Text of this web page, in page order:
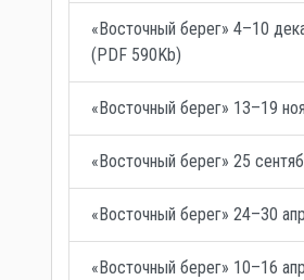
«Восточный берег» 4–10
(PDF 590Kb)
«Восточный берег» 13–19
«Восточный берег» 25
«Восточный берег» 24–30
«Восточный берег» 10–16